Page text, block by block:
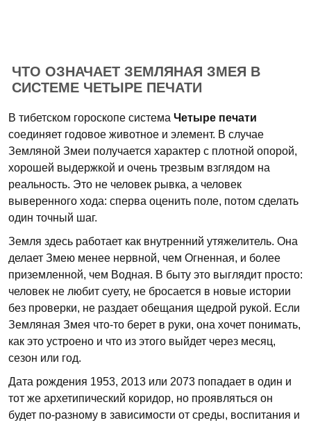
ЧТО ОЗНАЧАЕТ ЗЕМЛЯНАЯ ЗМЕЯ В
СИСТЕМЕ ЧЕТЫРЕ ПЕЧАТИ
В тибетском гороскопе система Четыре печати
соединяет годовое животное и элемент. В случае
Земляной Змеи получается характер с плотной опорой,
хорошей выдержкой и очень трезвым взглядом на
реальность. Это не человек рывка, а человек
выверенного хода: сперва оценить поле, потом сделать
один точный шаг.
Земля здесь работает как внутренний утяжелитель. Она
делает Змею менее нервной, чем Огненная, и более
приземленной, чем Водная. В быту это выглядит просто:
человек не любит суету, не бросается в новые истории
без проверки, не раздает обещания щедрой рукой. Если
Земляная Змея что-то берет в руки, она хочет понимать,
как это устроено и что из этого выйдет через месяц,
сезон или год.
Дата рождения 1953, 2013 или 2073 попадает в один и
тот же архетипический коридор, но проявляться он
будет по-разному в зависимости от среды, воспитания и